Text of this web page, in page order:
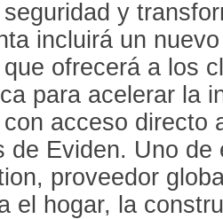
y
incluirá un
ofrecerá a los
para acelerar la
acceso directo
de Eviden. Uno
proveedor
el hogar, la